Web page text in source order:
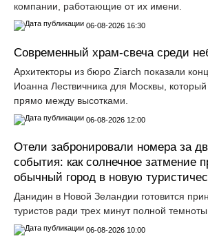
компании, работающие от их имени.
06-08-2026 16:30
Современный храм-свеча среди
Архитекторы из бюро Ziarch показали
Иоанна Лествичника для Москвы,
прямо между высотками.
06-08-2026 12:00
Отели забронировали номера за
события: как солнечное затмение
обычный город в новую
Данидин в Новой Зеландии готовится
туристов ради трех минут полной темноты.
06-08-2026 10:00